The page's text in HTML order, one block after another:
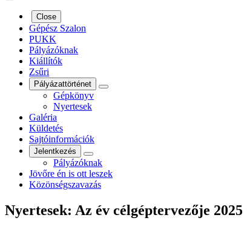
Close
Gépész Szalon
PUKK
Pályázóknak
Kiállítók
Zsűri
Pályázattörténet
Gépkönyv
Nyertesek
Galéria
Küldetés
Sajtóinformációk
Jelentkezés
Pályázóknak
Jövőre én is ott leszek
Közönségszavazás
Nyertesek: Az év célgéptervezője 2025